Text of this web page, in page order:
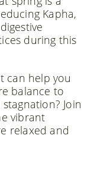
Kapha,
during this
can help you
balance to
Join
vibrant
relaxed and